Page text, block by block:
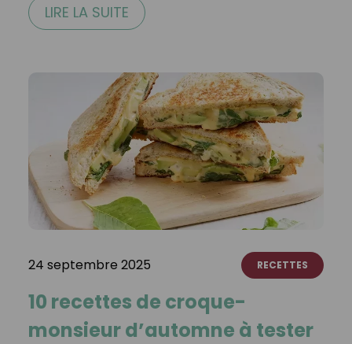
LIRE LA SUITE
24 septembre 2025 RECETTES
10 recettes de croque-
monsieur d’automne à tester